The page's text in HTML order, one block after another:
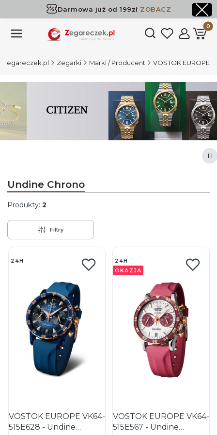
Darmowa już od 199zł ZOBACZ
ZOBACZ
Otwórz
Zegareczek.pl Zegarki Marki / Producent VOSTOK EUROPE
Undine Chrono
Produkty: 2
Filtry
24H
VOSTOK EUROPE VK64-
515E628 - Undine
24H
OKAZJA
VOSTOK EUROPE VK64-
515E567 - Undine